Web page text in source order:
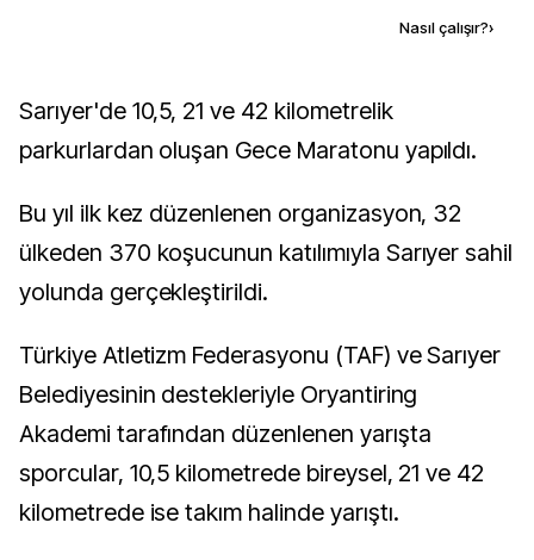
Nasıl çalışır?›
Sarıyer'de 10,5, 21 ve 42 kilometrelik
parkurlardan oluşan Gece Maratonu yapıldı.
Bu yıl ilk kez düzenlenen organizasyon, 32
ülkeden 370 koşucunun katılımıyla Sarıyer sahil
yolunda gerçekleştirildi.
Türkiye Atletizm Federasyonu (TAF) ve Sarıyer
Belediyesinin destekleriyle Oryantiring
Akademi tarafından düzenlenen yarışta
sporcular, 10,5 kilometrede bireysel, 21 ve 42
kilometrede ise takım halinde yarıştı.